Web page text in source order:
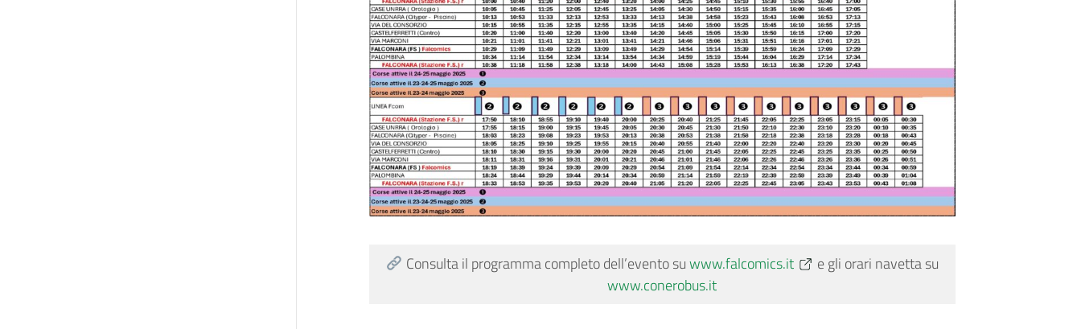
Consulta il programma completo dell’evento suwww.falcomics.it
e gli orari navetta su
www.conerobus.it